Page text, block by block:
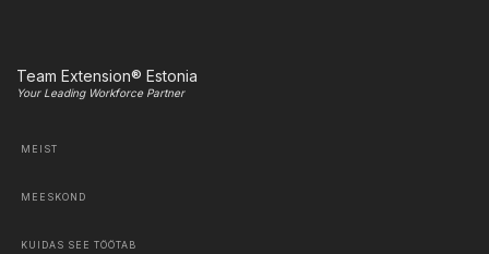
Team Extension® Estonia
Your Leading Workforce Partner
MEIST
MEESKOND
KUIDAS SEE TÖÖTAB